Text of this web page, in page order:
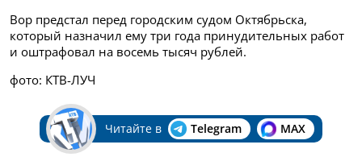
Вор предстал перед городским судом Октябрьска,
который назначил ему три года принудительных работ
и оштрафовал на восемь тысяч рублей.
фото: КТВ-ЛУЧ
Читайте в Telegram MAX